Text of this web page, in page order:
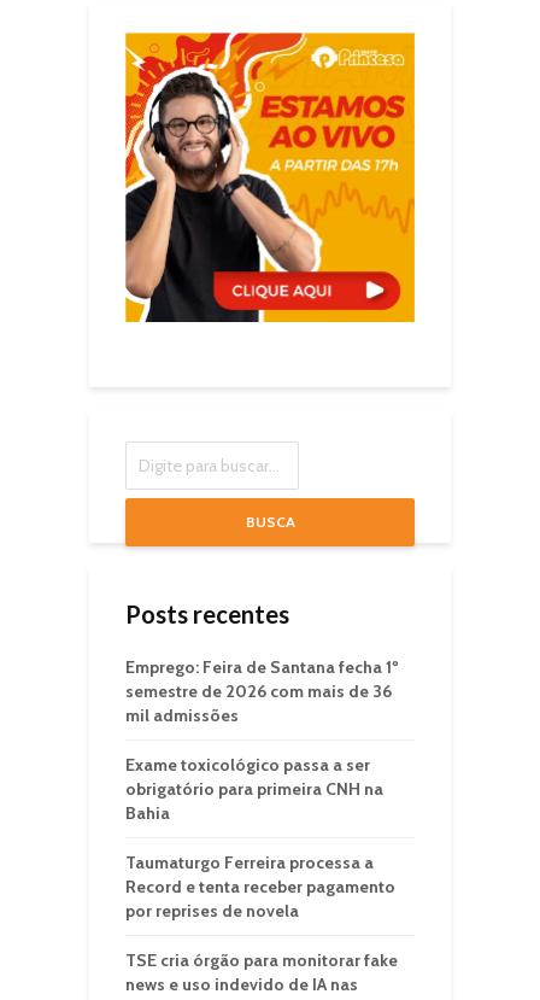
BUSCA
Posts recentes
Emprego: Feira de Santana fecha 1º
semestre de 2026 com mais de 36
mil admissões
Exame toxicológico passa a ser
obrigatório para primeira CNH na
Bahia
Taumaturgo Ferreira processa a
Record e tenta receber pagamento
por reprises de novela
TSE cria órgão para monitorar fake
news e uso indevido de IA nas